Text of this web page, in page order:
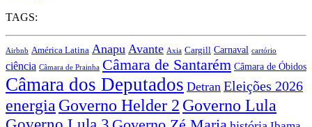
TAGS:
Airbnb América Latina Anapu Avante Axia Cargill Carnaval cartório
ciência Câmara de Prainha Câmara de Santarém Câmara de Óbidos
Câmara dos Deputados Detran Eleições 2026
energia Governo Helder 2 Governo Lula